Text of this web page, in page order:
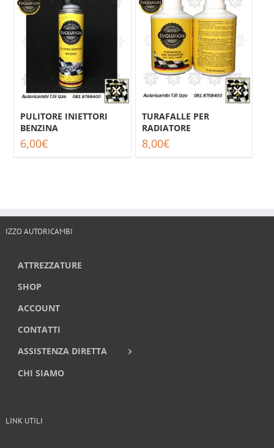
PULITORE INIETTORI
BENZINA
6,00€
TURAFALLE PER
RADIATORE
8,00€
IZZO AUTORICAMBI
ATTREZZATURE
SHOP
ACCOUNT
CONTATTI
ASSISTENZA DIRETTA
CHI SIAMO
LINK UTILI